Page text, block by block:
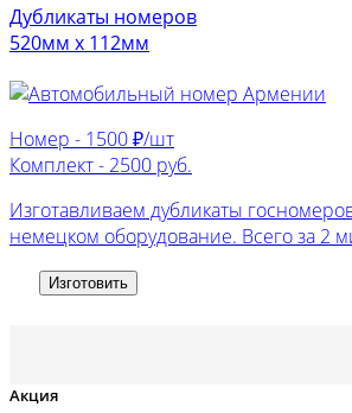
Дубликаты номеров
520мм х 112мм
Номер - 1500 ₽/шт
Комплект - 2500 руб.
Изготавливаем дубликаты
немецком оборудование. Всего за 2
Изготовить
Акция